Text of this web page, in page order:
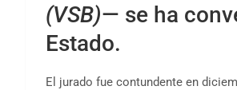
(VSB)— se ha
Estado.
El jurado fue contundente en